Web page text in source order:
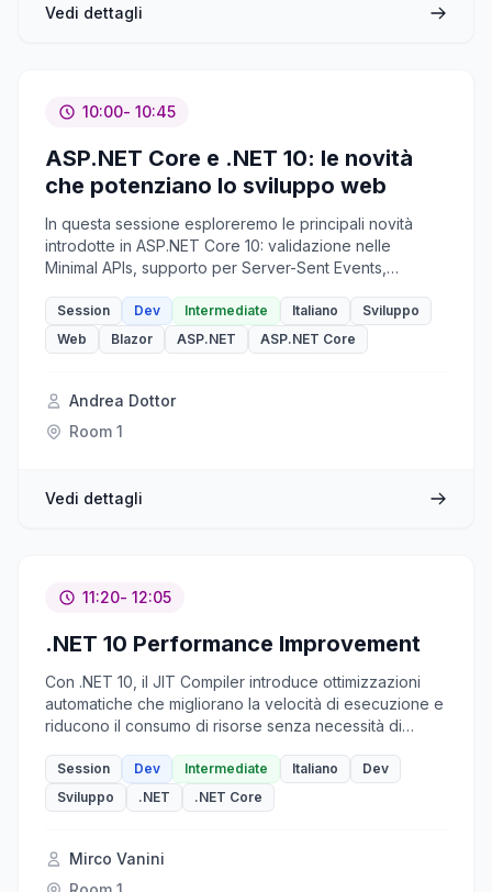
Vedi dettagli
10:00- 10:45
ASP.NET Core e .NET 10: le novità
che potenziano lo sviluppo web
In questa sessione esploreremo le principali novità
introdotte in ASP.NET Core 10: validazione nelle
Minimal APIs, supporto per Server-Sent Events,
ed importanti evoluzioni anche per ASP.NET Identity.
Una panoramica essenziale per aggiornare le tue
competenze e prepararti ai prossimi progetti web.
Session Dev Intermediate Italiano
Sviluppo
Web
Blazor ASP.NET ASP.NET Core
Andrea Dottor
Room 1
Vedi dettagli
11:20- 12:05
.NET 10 Performance Improvement
Con .NET 10, il JIT Compiler introduce ottimizzazioni
automatiche che migliorano la velocità di esecuzione e
riducono il consumo di risorse senza necessità di
innovazioni pronte all’uso, tra cui il nuovo tiered
compilation, le ottimizzazioni adattive e il
potenziamento della vectorization che sfruttano al
come .NET 10 rendendo le ottimizzazioni avanzate
accessibili a tutti gli sviluppatori.
Session Dev Intermediate Italiano
Dev
Sviluppo
.NET .NET Core
Mirco Vanini